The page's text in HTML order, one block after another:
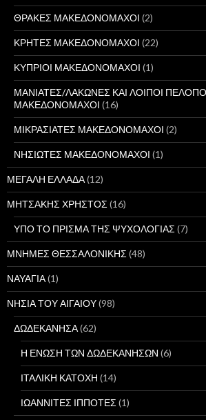
ΘΡΑΚΕΣ ΜΑΚΕΔΟΝΟΜΑΧΟΙ (2)
ΚΡΗΤΕΣ ΜΑΚΕΔΟΝΟΜΑΧΟΙ (22)
ΚΥΠΡΙΟΙ ΜΑΚΕΔΟΝΟΜΑΧΟΙ (1)
ΜΑΝΙΑΤΕΣ/ΛΑΚΩΝΕΣ ΚΑΙ ΛΟΙΠΟΙ
ΜΑΚΕΔΟΝΟΜΑΧΟΙ (16)
ΜΙΚΡΑΣΙΑΤΕΣ ΜΑΚΕΔΟΝΟΜΑΧΟΙ (2)
ΝΗΣΙΩΤΕΣ ΜΑΚΕΔΟΝΟΜΑΧΟΙ (1)
ΜΕΓΑΛΗ ΕΛΛΑΔΑ(12)
ΜΗΤΣΑΚΗΣ ΧΡΗΣΤΟΣ (16)
ΥΠΟ ΤΟ ΠΡΙΣΜΑ ΤΗΣ ΨΥΧΟΛΟΓΙΑΣ (7)
ΜΝΗΜΕΣ ΘΕΣΣΑΛΟΝΙΚΗΣ (48)
ΝΑΥΑΓΙΑ(1)
ΝΗΣΙΑ ΤΟΥ ΑΙΓΑΙΟΥ(98)
ΔΩΔΕΚΑΝΗΣΑ(62)
Η ΕΝΩΣΗ ΤΩΝ ΔΩΔΕΚΑΝΗΣΩΝ (6)
ΙΤΑΛΙΚΗ ΚΑΤΟΧΗ (14)
ΙΩΑΝΝΙΤΕΣ ΙΠΠΟΤΕΣ (1)